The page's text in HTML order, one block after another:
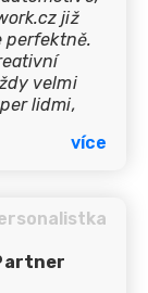
již
perfektně.
velmi
lidmi,
více